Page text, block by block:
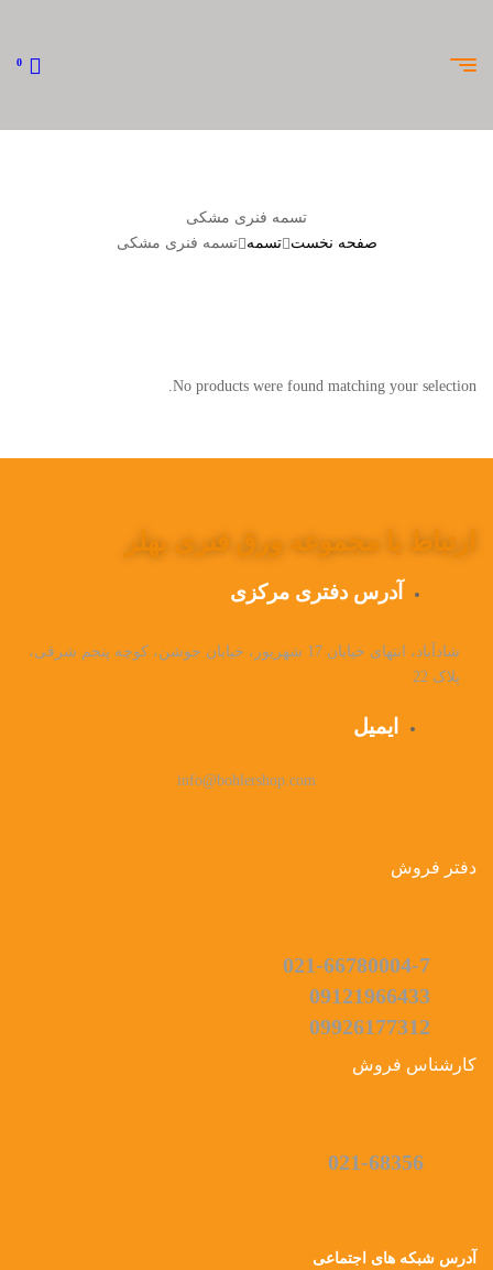
0
تسمه فنری مشکی
صفحه نخست
تسمه تسمه فنری مشکی
No products were found matching your selection.
ارتباط با مجموعه ورق فنری بهلر
آدرس دفتری مرکزی
شادآباد، انتهای خیابان 17 شهریور، خیابان جوشن، کوچه پنجم شرقی،
پلاک 22
ایمیل
info@bohlershop.com
دفتر فروش
021-66780004-7
09121966433
09926177312
کارشناس فروش
021-68356
آدرس شبکه های اجتماعی